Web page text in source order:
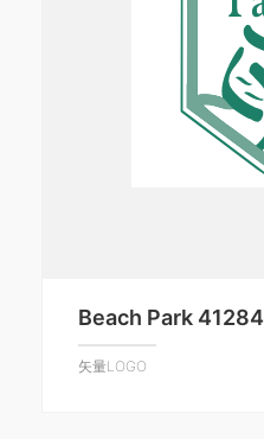
Beach Park 41284
矢量LOGO